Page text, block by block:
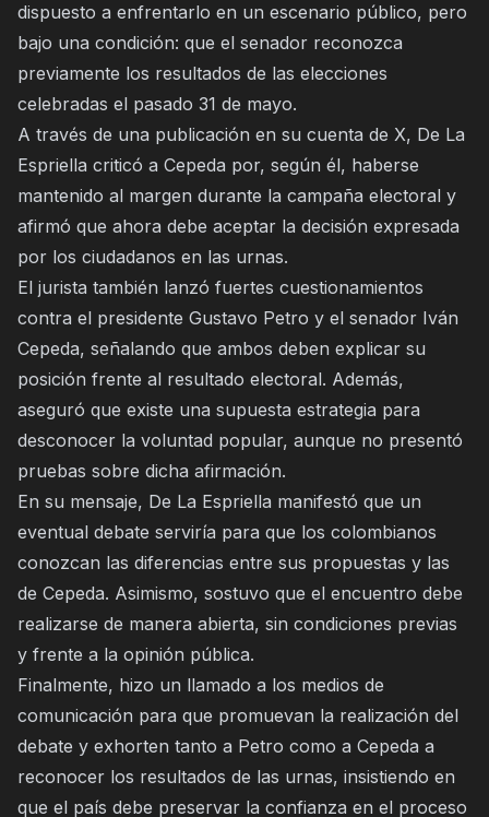
dispuesto a enfrentarlo en un escenario público, pero
bajo una condición: que el senador reconozca
previamente los resultados de las elecciones
celebradas el pasado 31 de mayo.
A través de una publicación en su cuenta de X, De La
Espriella criticó a Cepeda por, según él, haberse
mantenido al margen durante la campaña electoral y
afirmó que ahora debe aceptar la decisión expresada
por los ciudadanos en las urnas.
El jurista también lanzó fuertes cuestionamientos
contra el presidente Gustavo Petro y el senador Iván
Cepeda, señalando que ambos deben explicar su
posición frente al resultado electoral. Además,
aseguró que existe una supuesta estrategia para
desconocer la voluntad popular, aunque no presentó
pruebas sobre dicha afirmación.
En su mensaje, De La Espriella manifestó que un
eventual debate serviría para que los colombianos
conozcan las diferencias entre sus propuestas y las
de Cepeda. Asimismo, sostuvo que el encuentro debe
realizarse de manera abierta, sin condiciones previas
y frente a la opinión pública.
Finalmente, hizo un llamado a los medios de
comunicación para que promuevan la realización del
debate y exhorten tanto a Petro como a Cepeda a
reconocer los resultados de las urnas, insistiendo en
que el país debe preservar la confianza en el proceso